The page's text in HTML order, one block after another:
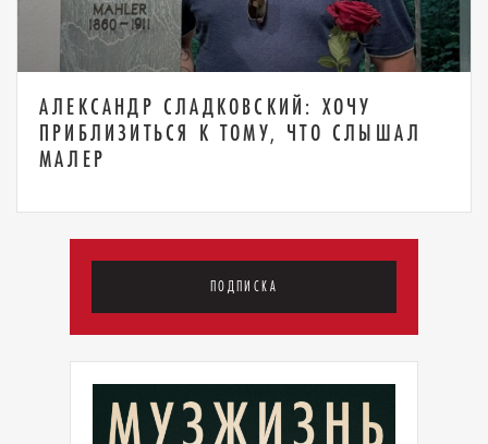
АЛЕКСАНДР СЛАДКОВСКИЙ: ХОЧУ
ПРИБЛИЗИТЬСЯ К ТОМУ, ЧТО СЛЫШАЛ
МАЛЕР
ПОДПИСКА